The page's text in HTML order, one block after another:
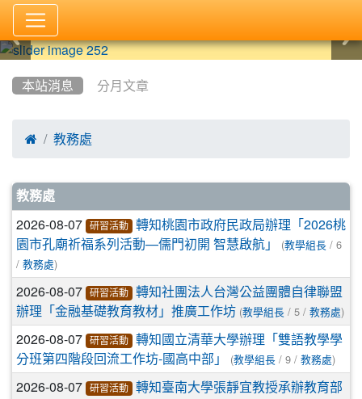
本站消息 分月文章
 教務處
文章列表
教務處
2026-08-07 研習活動
轉知桃園市政府民政局辦理「2026桃
園市孔廟祈福系列活動—儒門初開 智慧啟航」
(教學組長 / 6
/ 教務處)
2026-08-07 研習活動
轉知社團法人台灣公益團體自律聯盟
辦理「金融基礎教育教材」推廣工作坊 (教學組長 / 5 / 教務處)
2026-08-07 研習活動
轉知國立清華大學辦理「雙語教學學
分班第四階段回流工作坊-國高中部」
(教學組長 / 9 / 教務處)
2026-08-07 研習活動
轉知臺南大學張靜宜教授承辦教育部